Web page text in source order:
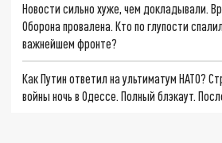
Новости сильно хуже, чем докладывали.
Оборона провалена. Кто по глупости
важнейшем фронте?
Как Путин ответил на ультиматум НАТО?
войны ночь в Одессе. Полный блэкаут.